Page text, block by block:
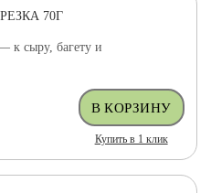
70Г
к сыру, багету и
Купить в 1 клик